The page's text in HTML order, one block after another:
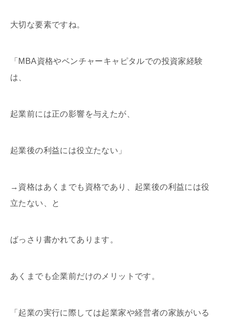
大切な要素ですね。
「MBA資格やベンチャーキャピタルでの投資家経験
は、
起業前には正の影響を与えたが、
起業後の利益には役立たない」
→資格はあくまでも資格であり、起業後の利益には役
立たない、と
ばっさり書かれてあります。
あくまでも企業前だけのメリットです。
「起業の実行に際しては起業家や経営者の家族がいる